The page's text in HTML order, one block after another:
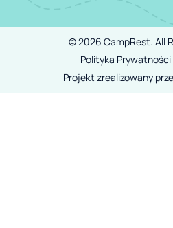
©2026 CampRest. All
Polityka Prywatności
Projekt zrealizowany